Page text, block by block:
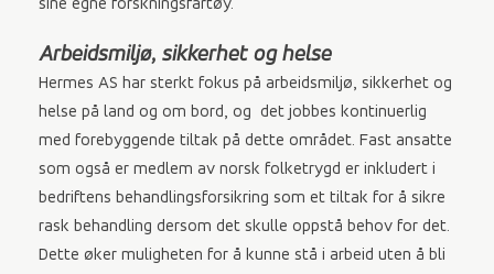
sine egne forskningsfartøy.
Arbeidsmiljø, sikkerhet og helse
Hermes AS har sterkt fokus på arbeidsmiljø, sikkerhet og
helse på land og om bord, og det jobbes kontinuerlig
med forebyggende tiltak på dette området. Fast ansatte
som også er medlem av norsk folketrygd er inkludert i
bedriftens behandlingsforsikring som et tiltak for å sikre
rask behandling dersom det skulle oppstå behov for det.
Dette øker muligheten for å kunne stå i arbeid uten å bli